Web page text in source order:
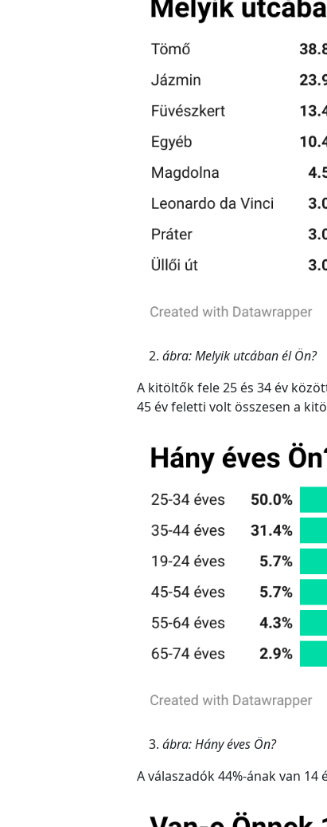
ábra: Melyik utcában él Ön?
A kitöltők fele 25 és 34 év
45 év feletti volt összesen a
ábra: Hány éves Ön?
A válaszadók 44%-ának van